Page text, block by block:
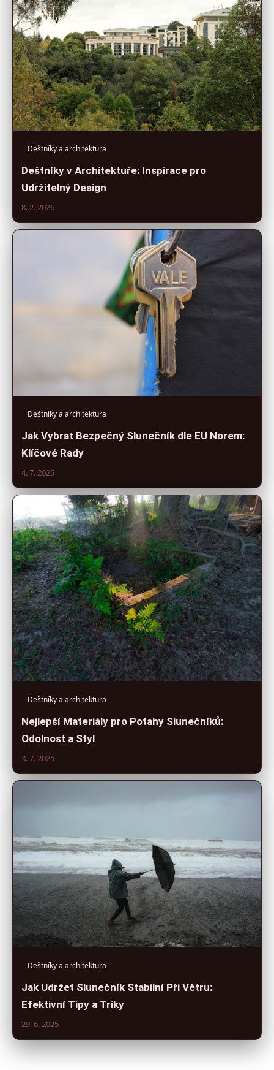
Deštníky a architektura
Deštníky v Architektuře: Inspirace pro
Udržitelný Design
8. 2. 2026
Deštníky a architektura
Jak Vybrat Bezpečný Slunečník dle EU Norem:
Klíčové Rady
4. 7. 2025
Deštníky a architektura
Nejlepší Materiály pro Potahy Slunečníků:
Odolnost a Styl
3. 7. 2025
Deštníky a architektura
Jak Udržet Slunečník Stabilní Při Větru:
Efektivní Tipy a Triky
29. 6. 2025